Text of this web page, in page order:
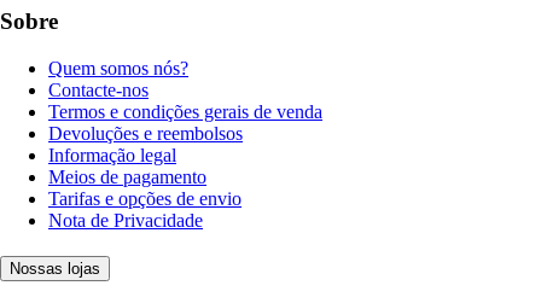
Sobre
Quem somos nós?
Contacte-nos
Termos e condições gerais de venda
Devoluções e reembolsos
Informação legal
Meios de pagamento
Tarifas e opções de envio
Nota de Privacidade
Nossas lojas